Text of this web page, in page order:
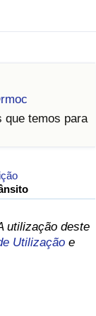
que temos para
utilização deste
Utilização e